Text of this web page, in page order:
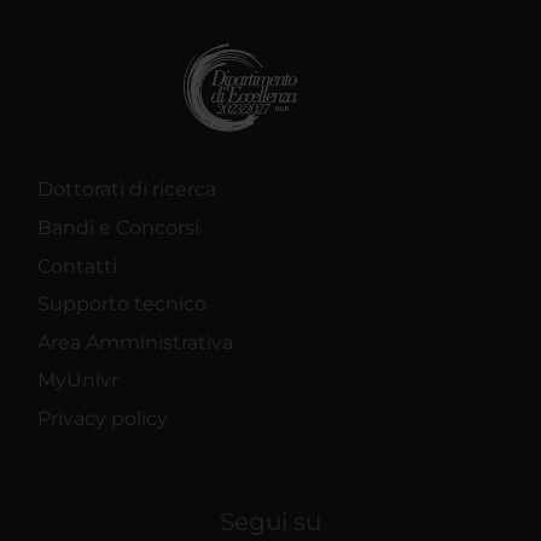
Dottorati di ricerca
Bandi e Concorsi
Contatti
Supporto tecnico
Area Amministrativa
MyUnivr
Privacy policy
Segui su